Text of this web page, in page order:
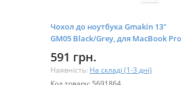
Чохол до ноутбука Gmakin 13"
GM05 Black/Grey, для MacBook Pro
591 грн.
Наявність: На складі (1-3 дні)